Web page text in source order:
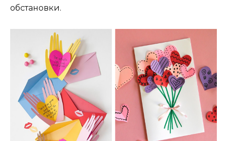
обстановки.